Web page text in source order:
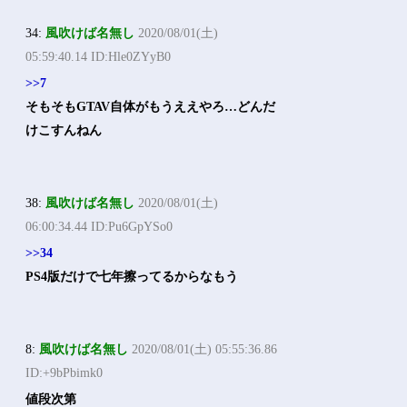
34: 風吹けば名無し 2020/08/01(土)
05:59:40.14 ID:Hle0ZYyB0
>>7
そもそもGTAV自体がもうええやろ…どんだ
けこすんねん
38: 風吹けば名無し 2020/08/01(土)
06:00:34.44 ID:Pu6GpYSo0
>>34
PS4版だけで七年擦ってるからなもう
8: 風吹けば名無し 2020/08/01(土) 05:55:36.86
ID:+9bPbimk0
値段次第